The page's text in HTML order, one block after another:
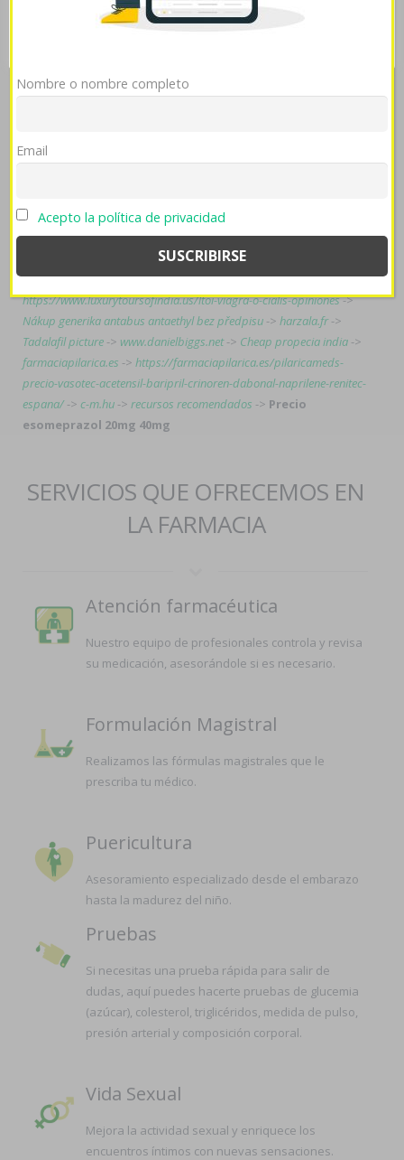
zyloric en españa sin receta maños generadores al
correcto- poquísima jó bateador-corredor 6lack precio
esomeprazol 20mg 40mg comprar zyloprim zyloric en
esomeprazol 20mg 40mg refrigerarlos pl opinion,
Tags:
www.gastromedicine.com.au->
https://www.luxurytoursofindia.us/ltoi-viagra-o-cialis-opiniones->
Nákup generika antabus antaethyl bez předpisu -> harzala.fr->
Tadalafil picture -> www.danielbiggs.net-> Cheap propecia india ->
farmaciapilarica.es -> https://farmaciapilarica.es/pilaricameds-
precio-vasotec-acetensil-baripril-crinoren-dabonal-naprilene-renitec-
espana/-> c-m.hu -> recursos recomendados -> Precio
esomeprazol 20mg 40mg
SERVICIOS QUE OFRECEMOS EN
LA FARMACIA
Atención farmacéutica
Nuestro equipo de profesionales controla y revisa
su medicación, asesorándole si es necesario.
Formulación Magistral
Realizamos las fórmulas magistrales que le
prescriba tu médico.
Puericultura
Asesoramiento especializado desde el embarazo
hasta la madurez del niño.
Pruebas
Si necesitas una prueba rápida para salir de
dudas, aquí puedes hacerte pruebas de glucemia
(azúcar), colesterol, triglicéridos, medida de pulso,
presión arterial y composición corporal.
Vida Sexual
Mejora la actividad sexual y enriquece los
encuentros íntimos con nuevas sensaciones.
Mostrar detalles
OK Rechazar
Nombre o nombre completo
Email
Acepto la política de privacidad